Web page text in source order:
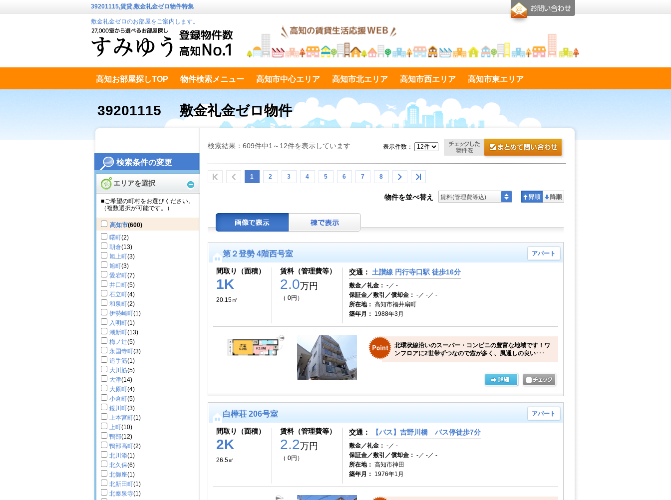
検索条件の変更
エリアを選択
■ご希望の町村をお選びください。
（複数選択が可能です。）
高知市(600)
曙町(2)
朝倉(13)
旭上町(3)
旭町(3)
愛宕町(7)
井口町(5)
石立町(4)
和泉町(2)
伊勢崎町(1)
入明町(1)
潮新町(13)
梅ノ辻(5)
永国寺町(3)
追手筋(1)
大川筋(5)
大津(14)
大原町(4)
小倉町(5)
鏡川町(3)
上本宮町(1)
上町(10)
鴨部(12)
鴨部高町(2)
北川添(1)
北久保(6)
北御座(1)
北新田町(1)
北秦泉寺(1)
39201115,賃貸,敷金礼金ゼロ物件特集
敷金礼金ゼロのお部屋をご案内します。
高知お部屋探しTOP 物件検索メニュー 高知市中心エリア 高知市北エリア 高知市西エリア 高知市東エリア
テキストデータ
39201115 敷金礼金ゼロ物件
検索結果：609件中1～12件を表示しています
1 2 3 4 5 6 7 8
表示件数：
物件を並べ替え 賃料(管理費等込)
第２登勢 4階西号室 アパート
間取り（面積）
1K
20.15㎡
賃料（管理費等）
2.0万円
（ 0円）
交通： 土讃線 円行寺口駅 徒歩16分
敷金／礼金： -／ -
保証金／敷引／償却金： -／ -／ -
所在地： 高知市福井扇町
築年月： 1988年3月
北環状線沿いのスーパー・コンビニの豊富な地域です！ワ
ンフロアに2世帯ずつなので窓が多く、風通しの良い･･･
白樺荘 206号室 アパート
間取り（面積）
2K
26.5㎡
賃料（管理費等）
2.2万円
（ 0円）
交通： 【バス】吉野川橋 バス停徒歩7分
敷金／礼金： -／ -
保証金／敷引／償却金： -／ -／ -
所在地： 高知市神田
築年月： 1976年1月